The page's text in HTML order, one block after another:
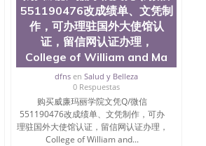
提供许多相应科系的实习机会。
都占据着加州所有大学中的地理
塞地区为全美的重要科技中心。约
的学生来此就读。其有名的科
受性肯定及好评；而各种大学部
二、办理流程： 1、收集客户办
电子图做好发给客户确认； 5、
； 7、快递给客户（国内顺丰，国
真实存档可查，存档。 2、留学回
认证办理，存档可查，终身受
球及物质科学院、教育学院、工
551190476改成绩单、文凭制
作，可办理驻国外大使馆认
证，留信网认证办理，
College of William and Ma
dfns enSalud y Belleza
0 Respuestas
购买威廉玛丽学院文凭Q/微信
551190476改成绩单、文凭制作，可办
理驻国外大使馆认证，留信网认证办理，
College of William and...